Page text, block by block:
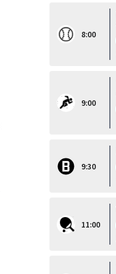
8:00
9:00
9:30
11:00